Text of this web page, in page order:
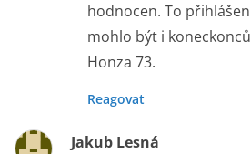
hodnocen. To
mohlo být i
Honza 73.
Reagovat
Jakub Lesná